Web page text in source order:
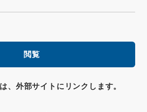
閲覧
、外部サイトにリンクします。